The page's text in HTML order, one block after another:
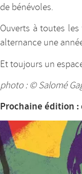
de bénévoles.
Ouverts à toutes
alternance une
Et toujours un
photo : © Salomé
Prochaine édition :